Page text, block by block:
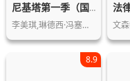
尼基塔第一季（国语版）
李美琪,琳德西·冯塞卡,夏恩·韦斯特,…
8.9